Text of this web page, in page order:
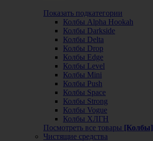
Показать подкатегории
Колбы Alpha Hookah
Колбы Darkside
Колбы Delta
Колбы Drop
Колбы Edge
Колбы Level
Колбы Mini
Колбы Push
Колбы Space
Колбы Strong
Колбы Vogue
Колбы ХЛГН
Посмотреть все товары [Колбы]
Чистящие средства